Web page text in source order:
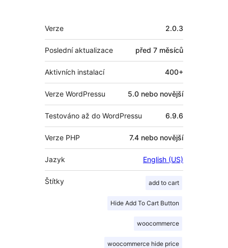
Meta
Verze 2.0.3
Poslední aktualizace před 7 měsíců
Aktivních instalací 400+
Verze WordPressu 5.0 nebo novější
Testováno až do WordPressu 6.9.6
Verze PHP 7.4 nebo novější
Jazyk English (US)
Štítky add to cart
Hide Add To Cart Button
woocommerce
woocommerce hide price